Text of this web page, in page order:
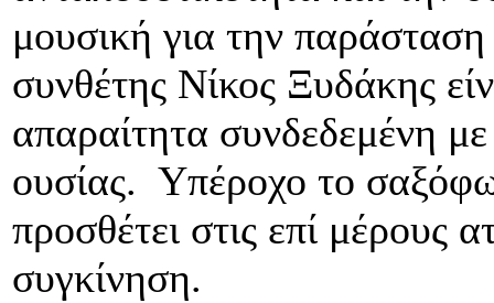
μουσική για την
συνθέτης Νίκος Ξυδάκης
απαραίτητα συνδεδεμένη
ουσίας. Υπέροχο το
προσθέτει στις επί μέρους
συγκίνηση.